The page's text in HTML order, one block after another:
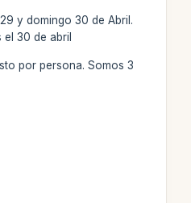
y domingo 30 de Abril.
30 de abril
por persona. Somos 3